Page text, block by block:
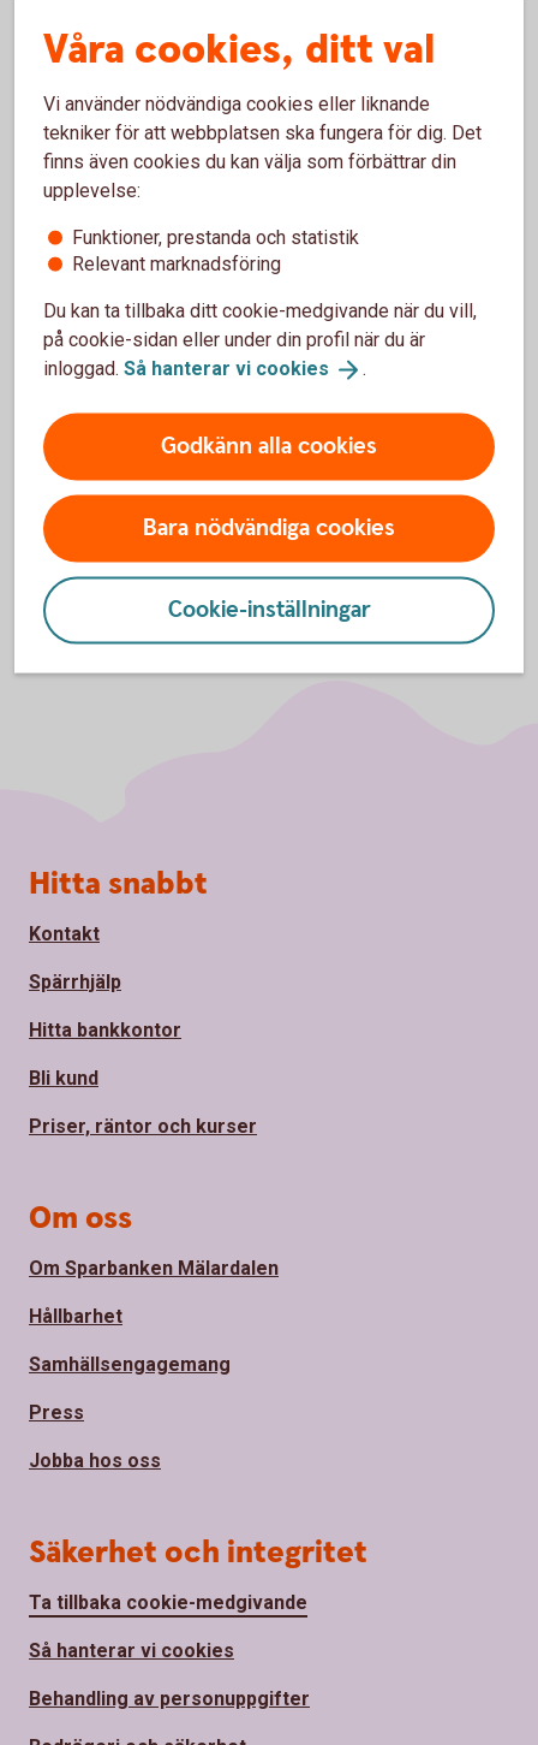
Försäkra ditt boende och ditt
bolån
Fritidshusförsäkring
Räntor
Räntor förFritidshuslånet
Våra cookies, ditt val
Vi använder nödvändiga cookies eller liknande
tekniker för att webbplatsen ska fungera för dig. Det
finns även cookies du kan välja som förbättrar din
upplevelse:
Funktioner, prestanda och statistik
Relevant marknadsföring
Du kan ta tillbaka ditt cookie-medgivande när du vill,
på cookie-sidan eller under din profil när du är
inloggad. Så hanterar vi cookies .
Godkänn alla cookies
Bara nödvändiga cookies
Cookie-inställningar
Sidfot
Hitta snabbt
Kontakt
Spärrhjälp
Hitta bankkontor
Bli kund
Priser, räntor och kurser
Om oss
Om Sparbanken Mälardalen
Hållbarhet
Samhällsengagemang
Press
Jobba hos oss
Säkerhet och integritet
Ta tillbaka cookie-medgivande
Så hanterar vi cookies
Behandling av personuppgifter